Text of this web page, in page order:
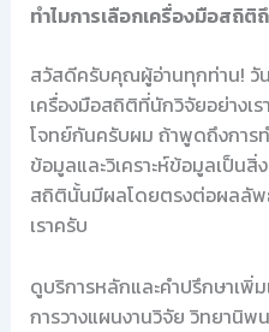
ทำไมการเลือกเครื่องมือสถิ
สวัสดีครับคุณผู้อ่านทุกท่าน! วั
เครื่องมือสถิติที่นักวิจัยอย่างเ
โจทย์กันครับผม ถ้าพูดถึงการ
ข้อมูลและวิเคราะห์ข้อมูลเป็น
สถิตินั้นมีผลโดยตรงต่อผลลั
เราครับ
ดูบริการหลักและคำปรึกษาเพิ่
การวางแผนงานวิจัย วิทยานิ